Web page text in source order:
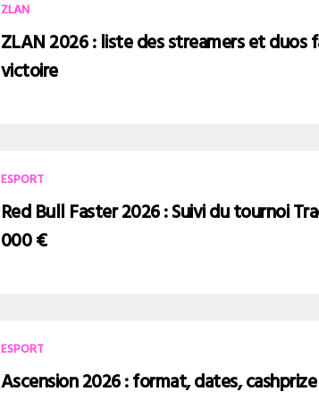
ZLAN
ZLAN 2026 : liste des streamers et duos
victoire
ESPORT
Red Bull Faster 2026 : Suivi du tournoi
000 €
ESPORT
Ascension 2026 : format, dates,